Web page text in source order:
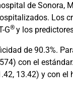
de Sonora,
Los
G® y los
de 90.3%.
con el
13.42) y con